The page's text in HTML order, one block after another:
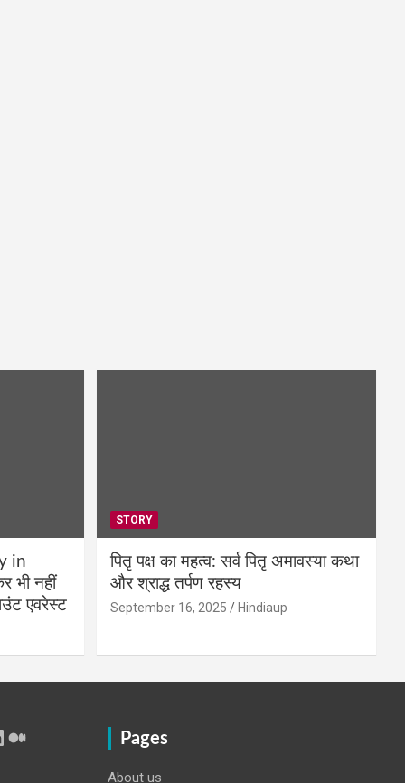
in
भी नहीं
एवरेस्ट
STORY
पितृ पक्ष का महत्व: सर्व पितृ अमावस्या कथा
और श्राद्ध तर्पण रहस्य
September 16, 2025 Hindiaup
Medium Pages
About us